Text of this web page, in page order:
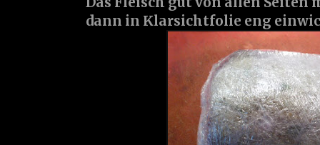
dann in Klarsichtfolie eng